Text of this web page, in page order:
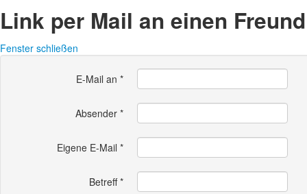
Link per Mail an einen
Fenster schließen
E-Mail an *
Absender *
Eigene E-Mail *
Betreff*